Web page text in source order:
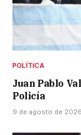
POLÍTICA
Juan Pablo
Policía
9 de agosto de 2026